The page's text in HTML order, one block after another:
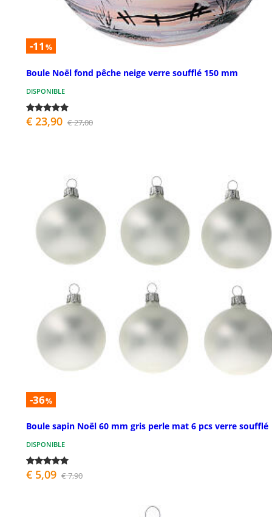
-11 %
Boule Noël fond pêche neige verre soufflé 150 mm
DISPONIBLE
€ 23,90 € 27,00
-36%
Boule sapin Noël 60 mm gris perle mat 6 pcs verre soufflé
DISPONIBLE
€ 5,09 € 7,90